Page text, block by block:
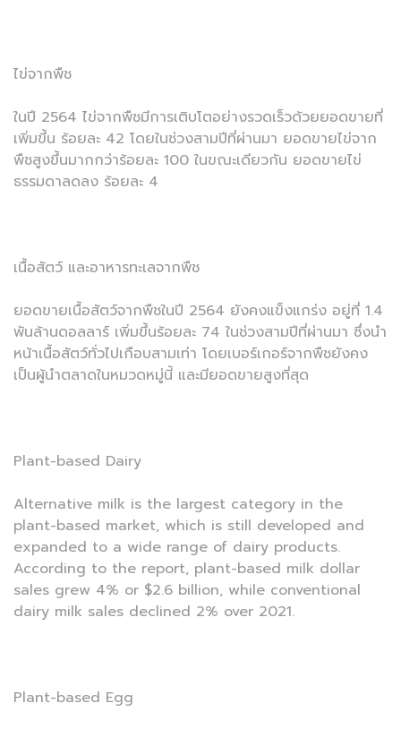
ไข่จากพืช
ในปี 2564 ไข่จากพืชมีการเติบโตอย่างรวดเร็วด้วยยอดขายที่
เพิ่มขึ้น ร้อยละ 42 โดยในช่วงสามปีที่ผ่านมา ยอดขายไข่จาก
พืชสูงขึ้นมากกว่าร้อยละ 100 ในขณะเดียวกัน ยอดขายไข่
ธรรมดาลดลง ร้อยละ 4
เนื้อสัตว์ และอาหารทะเลจากพืช
ยอดขายเนื้อสัตว์จากพืชในปี 2564 ยังคงแข็งแกร่ง อยู่ที่ 1.4
พันล้านดอลลาร์ เพิ่มขึ้นร้อยละ 74 ในช่วงสามปีที่ผ่านมา ซึ่งนำ
หน้าเนื้อสัตว์ทั่วไปเกือบสามเท่า โดยเบอร์เกอร์จากพืชยังคง
เป็นผู้นำตลาดในหมวดหมู่นี้ และมียอดขายสูงที่สุด
Plant-based Dairy
Alternative milk is the largest category in the
plant-based market, which is still developed and
expanded to a wide range of dairy products.
According to the report, plant-based milk dollar
sales grew 4% or $2.6 billion, while conventional
dairy milk sales declined 2% over 2021.
Plant-based Egg